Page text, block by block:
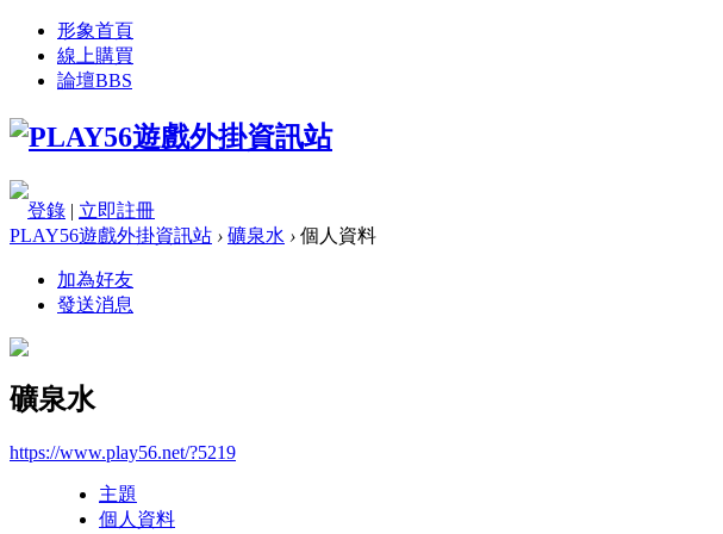
形象首頁
線上購買
論壇BBS
登錄 | 立即註冊
PLAY56遊戲外掛資訊站 › 礦泉水 › 個人資料
加為好友
發送消息
礦泉水
https://www.play56.net/?5219
主題
個人資料